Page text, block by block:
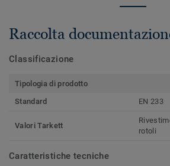
Raccolta
Classificazione
Tipologia di prodotto
Standard
EN 233
Valori Tarkett
rotoli
Caratteristiche tecniche